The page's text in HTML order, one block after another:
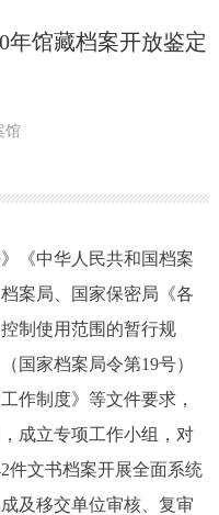
年馆藏档案开放鉴定
馆
中华人民共和国档案
案局、国家保密局《各
制使用范围的暂行规
国家档案局令第19号）
作制度》等文件要求，
成立专项工作小组，对
件文书档案开展全面系统
及移交单位审核、复审